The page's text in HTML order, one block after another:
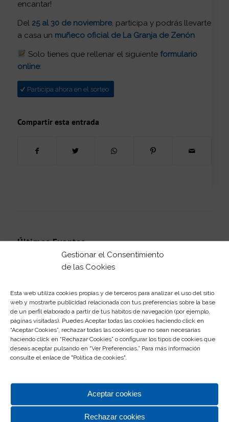
Gestionar el Consentimiento
de las Cookies
Esta web utiliza cookies propias y de terceros para analizar el uso del sitio
web y mostrarte publicidad relacionada con tus preferencias sobre la base
de un perfil elaborado a partir de tus hábitos de navegación (por ejemplo,
páginas visitadas). Puedes Aceptar todas las cookies haciendo click en
“Aceptar Cookies”, rechazar todas las cookies que no sean necesarias
haciendo click en “Rechazar Cookies” o configurar los tipos de cookies que
deseas aceptar pulsando en “Ver Preferencias.” Para más información
consulte el enlace de "Política de cookies".
Aceptar cookies
Rechazar cookies
encantar!
Del 25 al 30 de noviembre, participa y podrás llevarte
a casa un muñeco oficial de La Granja de Zenón
Solo tienes que rellenar el siguiente formulario
online:
Participa ahora en el sorteo
Compartir esta entrada
Últimos Eventos
05/08/2026
Vive el eclipse solar con Rosaleda
¡Conoce a Chase en CC Rosaleda!
29/07/2026
Celebra el estreno de Vaiana en Rosaleda
08/07/2026